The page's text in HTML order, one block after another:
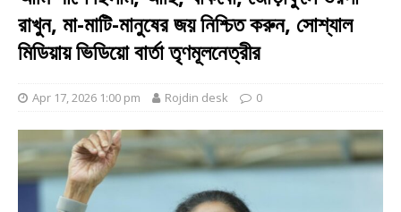
রাখুন, মা-মাটি-মানুষের জয় নিশ্চিত করুন, সোশ্যাল
মিডিয়ায় ভিডিয়ো বার্তা তৃণমূলনেত্রীর
Apr 17, 2026 1:00 pm Rojdin desk 0